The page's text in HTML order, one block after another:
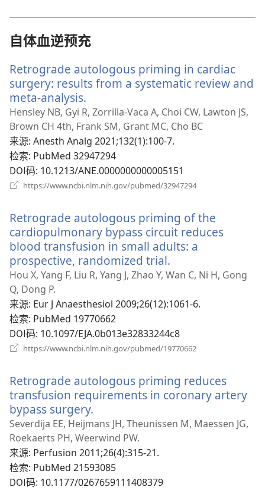
自体血逆预充
Retrograde autologous priming in cardiac
surgery: results from a systematic review and
meta-analysis.
开
新
窗
口）
Hensley NB, Gyi R, Zorrilla-Vaca A, Choi CW, Lawton JS,
Brown CH 4th, Frank SM, Grant MC, Cho BC
来源‎: Anesth Analg 2021;132(1):100-7.
检索‎: PubMed 32947294
DOI码‎: 10.1213/ANE.0000000000005151
https://www.ncbi.nlm.nih.gov/pubmed/32947294
窗
口）
Retrograde autologous priming of the
cardiopulmonary bypass circuit reduces
blood transfusion in small adults: a
prospective, randomized trial.
开
窗
Hou X, Yang F, Liu R, Yang J, Zhao Y, Wan C, Ni H, Gong
Q, Dong P.
来源‎: Eur J Anaesthesiol 2009;26(12):1061-6.
检索‎: PubMed 19770662
DOI码‎: 10.1097/EJA.0b013e32833244c8
https://www.ncbi.nlm.nih.gov/pubmed/19770662
窗
口）
Retrograde autologous priming reduces
transfusion requirements in coronary artery
bypass surgery.
开
新
窗
口）
Severdija EE, Heijmans JH, Theunissen M, Maessen JG,
Roekaerts PH, Weerwind PW.
来源‎: Perfusion 2011;26(4):315-21.
检索‎: PubMed 21593085
DOI码‎: 10.1177/0267659111408379